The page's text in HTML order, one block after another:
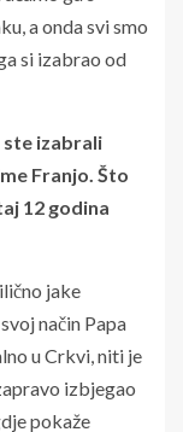
a onda svi smo
si izabrao od
ste izabrali
Franjo. Što
12 godina
jake
način Papa
u Crkvi, niti je
izbjegao
pokaže